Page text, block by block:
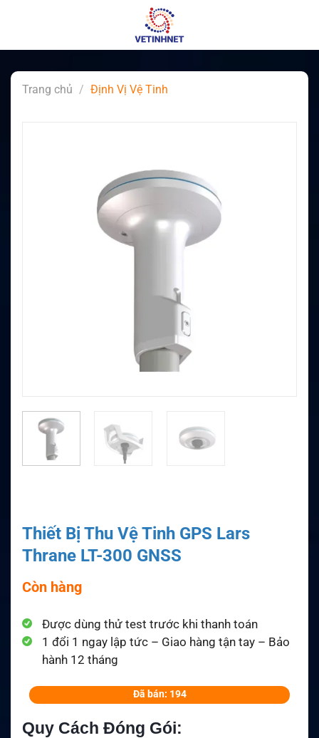
Trang chủ / Định Vị Vệ Tinh
Thiết Bị Thu Vệ Tinh GPS Lars
Thrane LT-300 GNSS
Còn hàng
Được dùng thử test trước khi thanh toán
1 đổi 1 ngay lập tức – Giao hàng tận tay – Bảo
hành 12 tháng
Đã bán: 194
Quy Cách Đóng Gói: